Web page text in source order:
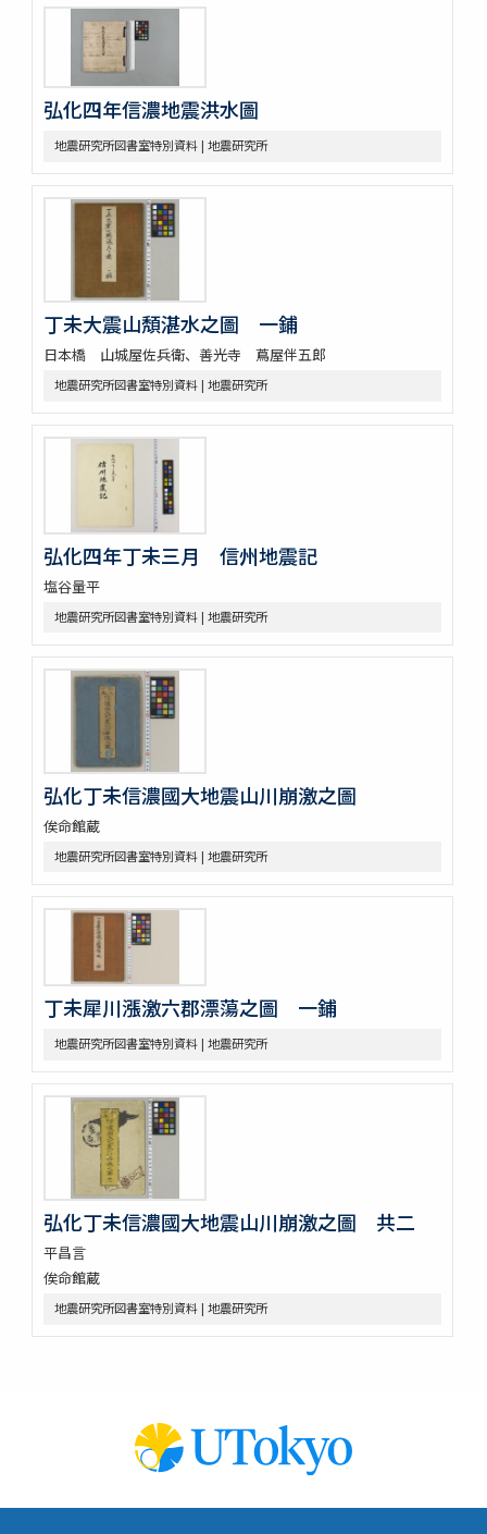
弘化四年信濃地震洪水圖
地震研究所図書室特別資料 | 地震研究所
丁未大震山頽湛水之圖 一鋪
日本橋 山城屋佐兵衛、善光寺 蔦屋伴五郎
地震研究所図書室特別資料 | 地震研究所
弘化四年丁未三月 信州地震記
塩谷量平
地震研究所図書室特別資料 | 地震研究所
弘化丁未信濃國大地震山川崩激之圖
俟命館蔵
地震研究所図書室特別資料 | 地震研究所
丁未犀川漲激六郡漂蕩之圖 一鋪
地震研究所図書室特別資料 | 地震研究所
弘化丁未信濃國大地震山川崩激之圖 共二
平昌言
俟命館蔵
地震研究所図書室特別資料 | 地震研究所